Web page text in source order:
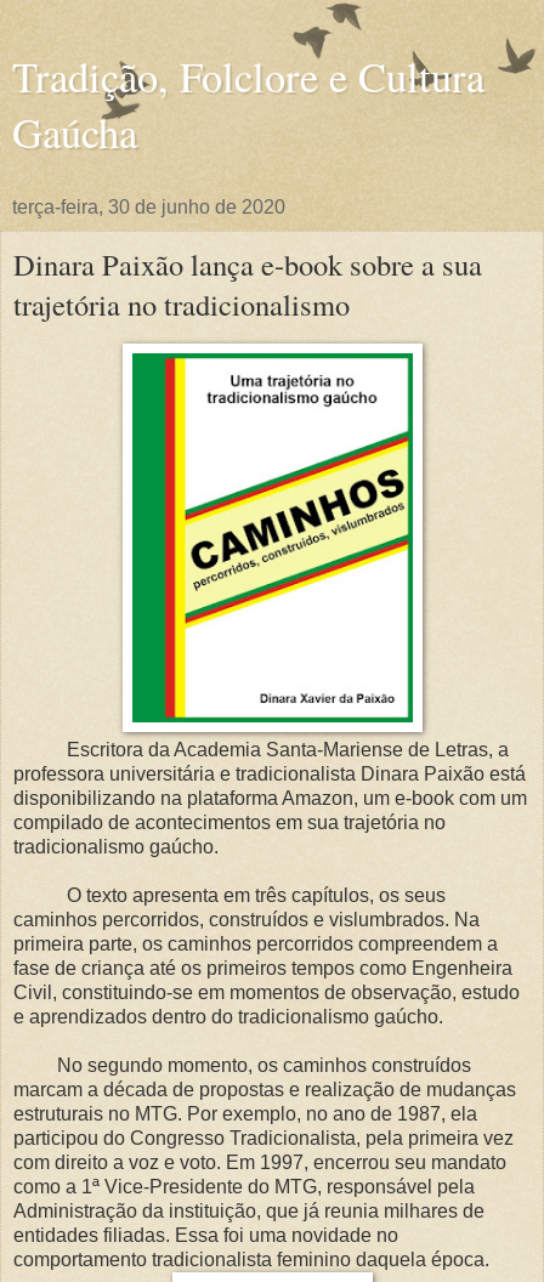
Tradição, Folclore e Cultura
Gaúcha
terça-feira, 30 de junho de 2020
Dinara Paixão lança e-book sobre a sua
trajetória no tradicionalismo
Escritora da Academia Santa-Mariense de Letras, a
professora universitária e tradicionalista Dinara Paixão está
disponibilizando na plataforma Amazon, um e-book com um
compilado de acontecimentos em sua trajetória no
tradicionalismo gaúcho.
O texto apresenta em três capítulos, os seus
caminhos percorridos, construídos e vislumbrados. Na
primeira parte, os caminhos percorridos compreendem a
fase de criança até os primeiros tempos como Engenheira
Civil, constituindo-se em momentos de observação, estudo
e aprendizados dentro do tradicionalismo gaúcho.
No segundo momento, os caminhos construídos
marcam a década de propostas e realização de mudanças
estruturais no MTG. Por exemplo, no ano de 1987, ela
participou do Congresso Tradicionalista, pela primeira vez
com direito a voz e voto. Em 1997, encerrou seu mandato
como a 1ª Vice-Presidente do MTG, responsável pela
Administração da instituição, que já reunia milhares de
entidades filiadas. Essa foi uma novidade no
comportamento tradicionalista feminino daquela época.